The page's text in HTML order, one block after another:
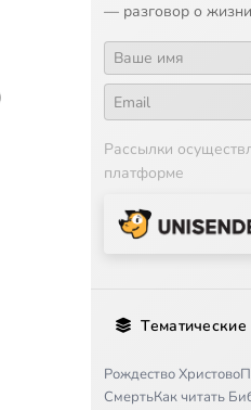
— разговор о
Рассылки
платформе
Рождество Христово
СмертьКак читать